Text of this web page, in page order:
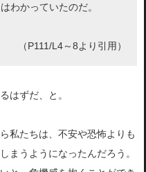
わかっていたのだ。
（P111/L4～8より引用）
はずだ、と。
私たちは、不安や恐怖よりも
まうようになったんだろう。